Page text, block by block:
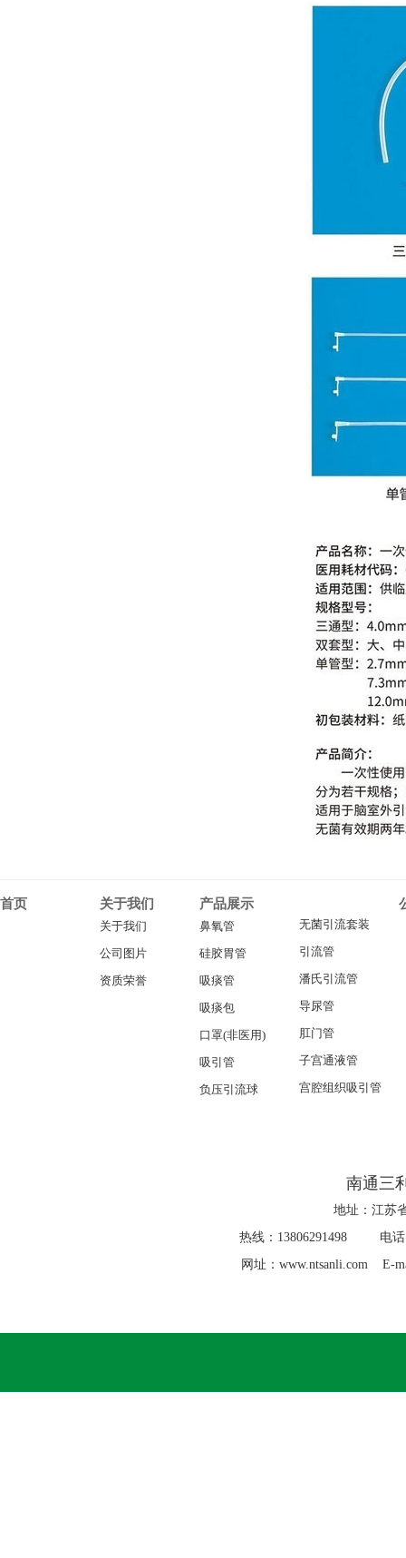
首页 关于我们
关于我们
公司图片
资质荣誉
产品展示
鼻氧管
硅胶胃管
吸痰管
吸痰包
口罩(非医用)
吸引管
负压引流球
无菌引流套装
引流管
潘氏引流管
导尿管
肛门管
子宫通液管
宫腔组织吸引管
南通三
地址：江苏
热线：13806291498 电话
网址：www.ntsanli.com E-